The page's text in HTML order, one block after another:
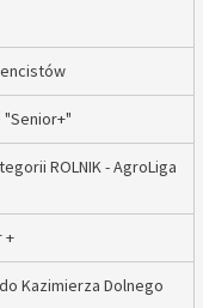
"Senior+"
ROLNIK - AgroLiga
+
Kazimierza Dolnego